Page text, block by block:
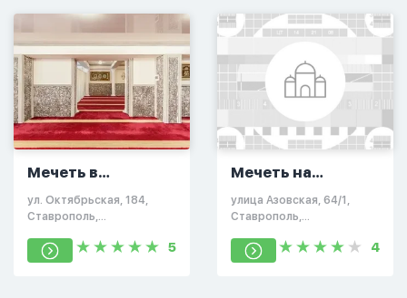
Мечеть в
Ставрополе
ул. Октябрьская, 184,
Ставрополь,
Россия, 355047
5
Мечеть на
Азовской
улица Азовская, 64/1,
Ставрополь,
Россия
4